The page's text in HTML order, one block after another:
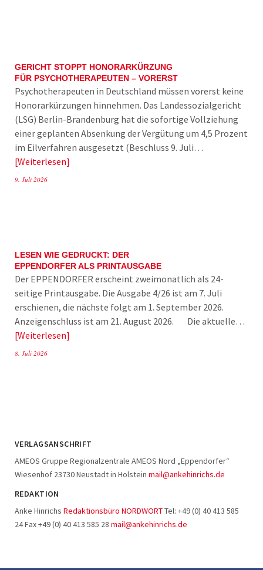
GERICHT STOPPT HONORARKÜRZUNG
FÜR PSYCHOTHERAPEUTEN – VORERST
Psychotherapeuten in Deutschland müssen vorerst keine
Honorarkürzungen hinnehmen. Das Landessozialgericht
(LSG) Berlin-Brandenburg hat die sofortige Vollziehung
einer geplanten Absenkung der Vergütung um 4,5 Prozent
im Eilverfahren ausgesetzt (Beschluss 9. Juli…
Weiterlesen
9. Juli 2026
LESEN WIE GEDRUCKT: DER
EPPENDORFER ALS PRINTAUSGABE
Der EPPENDORFER erscheint zweimonatlich als 24-
seitige Printausgabe. Die Ausgabe 4/26 ist am 7. Juli
erschienen, die nächste folgt am 1. September 2026.
Anzeigenschluss ist am 21. August 2026. Die aktuelle…
Weiterlesen
8. Juli 2026
VERLAGSANSCHRIFT
AMEOS Gruppe Regionalzentrale AMEOS Nord „Eppendorfer“
Wiesenhof 23730 Neustadt in Holstein mail@ankehinrichs.de
REDAKTION
Anke Hinrichs Redaktionsbüro NORDWORTTel: +49 (0) 40 413 585
24 Fax +49 (0) 40 413 585 28 mail@ankehinrichs.de